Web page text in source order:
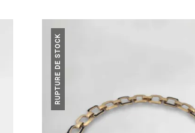
RUPTURE DE STOCK